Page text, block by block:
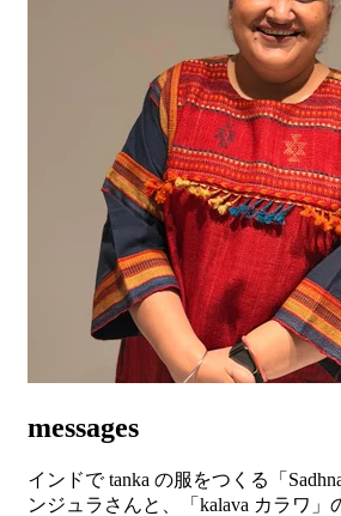
messages
インドで tanka の服をつくる「
ンジュラさんと、「kalava カラワ」